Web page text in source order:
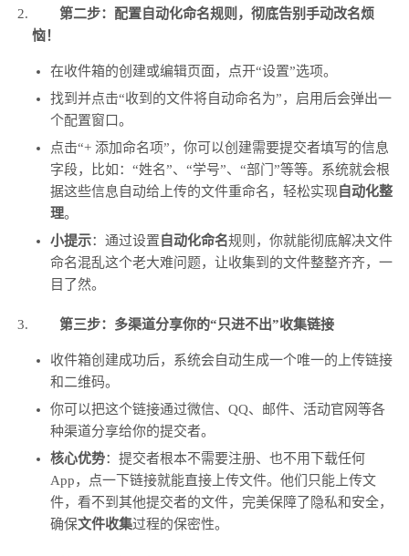
第二步：配置自动化命名规则，彻底告别手动改名烦
恼！
在收件箱的创建或编辑页面，点开“设置”选项。
找到并点击“收到的文件将自动命名为”，启用后会弹出一
个配置窗口。
点击“+ 添加命名项”，你可以创建需要提交者填写的信息
字段，比如：“姓名”、“学号”、“部门”等等。系统就会根
据这些信息自动给上传的文件重命名，轻松实现 自动化整
理。
小提示：通过设置 自动化命名规则，你就能彻底解决文件
命名混乱这个老大难问题，让收集到的文件整整齐齐，一
目了然。
第三步：多渠道分享你的“只进不出”收集链接
收件箱创建成功后，系统会自动生成一个唯一的上传链接
和二维码。
你可以把这个链接通过微信、QQ、邮件、活动官网等各
种渠道分享给你的提交者。
核心优势：提交者根本不需要注册、也不用下载任何
App，点一下链接就能直接上传文件。他们只能上传文
件，看不到其他提交者的文件，完美保障了隐私和安全，
确保文件收集过程的保密性。